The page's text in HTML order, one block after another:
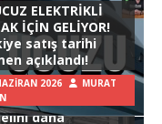
ELEKTRİKLİ
İÇİN GELİYOR!
satış tarihi
açıklandı!
2026
MURAT
Ioniq 3
daha